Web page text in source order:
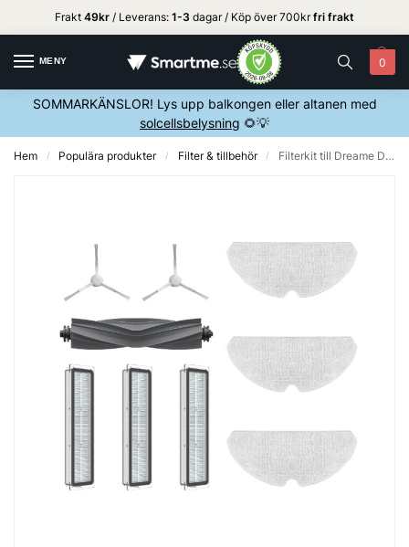
Frakt 49kr / Leverans: 1-3 dagar / Köp över 700krfri frakt
MENY 0
SOMMARKÄNSLOR! Lys upp balkongen eller altanen med
solcellsbelysning 🌻💡
Hem / Populära produkter / Filter & tillbehör / Filterkit till Dreame D10s – Vit